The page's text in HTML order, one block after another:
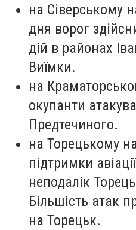
на Сіверському
дня ворог
дій в районах
Виїмки.
на
окупанти
Предтечиного.
на Торецькому
підтримки
неподалік
Більшість атак
на Торецьк.